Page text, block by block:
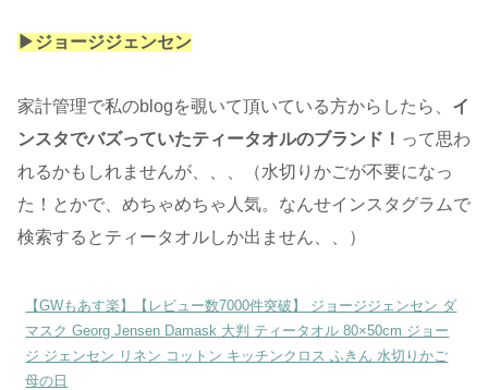
▶︎ジョージジェンセン
家計管理で私のblogを覗いて頂いている方からしたら、 イ
ンスタでバズっていたティータオルのブランド！ って思わ
れるかもしれませんが、、、（水切りかごが不要になっ
た！とかで、めちゃめちゃ人気。なんせインスタグラムで
検索するとティータオルしか出ません、、）
【GWもあす楽】【レビュー数7000件突破】 ジョージジェンセン ダ
マスク Georg Jensen Damask 大判 ティータオル 80×50cm ジョー
ジ ジェンセン リネン コットン キッチンクロス ふきん 水切りかご
母の日